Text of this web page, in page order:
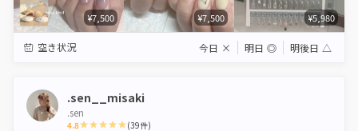
¥7,500 ¥7,500 ¥5,980
空き状況 今日 × 明日 ◎ 明後日 △
.sen__misaki
.sen
4.8 (39件)